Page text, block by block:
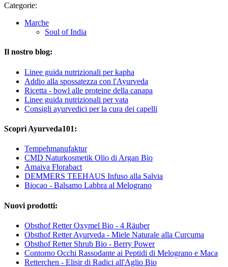
Categorie:
Marche
Soul of India
Il nostro blog:
Linee guida nutrizionali per kapha
Addio alla spossatezza con l'Ayurveda
Ricetta - bowl alle proteine della canapa
Linee guida nutrizionali per vata
Consigli ayurvedici per la cura dei capelli
Scopri Ayurveda101:
Tempehmanufaktur
CMD Naturkosmetik Olio di Argan Bio
Amaiva Florabact
DEMMERS TEEHAUS Infuso alla Salvia
Biocao - Balsamo Labbra al Melograno
Nuovi prodotti:
Obsthof Retter Oxymel Bio - 4 Räuber
Obsthof Retter Ayurveda - Miele Naturale alla Curcuma
Obsthof Retter Shrub Bio - Berry Power
Contorno Occhi Rassodante ai Peptidi di Melograno e Maca
Retterchen - Elisir di Radici all'Aglio Bio